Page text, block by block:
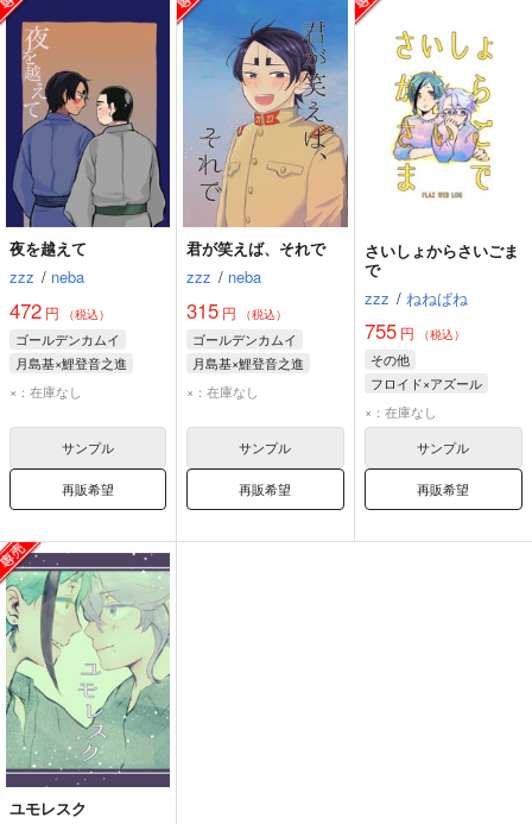
夜を越えて
zzz / neba
472 円 （税込）
ゴールデンカムイ
月島基×鯉登音之進
×：在庫なし
サンプル
再販希望
君が笑えば、それで
zzz / neba
315 円 （税込）
ゴールデンカムイ
月島基×鯉登音之進
×：在庫なし
サンプル
再販希望
さいしょからさいごま
で
zzz / ねねばね
755円 （税込）
その他
フロイド×アズール
フロイド・リーチ
アズール・アーシェングロット
×：在庫なし
サンプル
再販希望
ユモレスク